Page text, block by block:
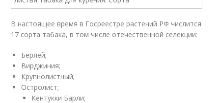
В настоящее время в Госреестре растений РФ числится
17 сорта табака, в том числе отечественной селекции:
Берлей;
Вирджиния;
Крупнолистный;
Остролист;
Кентукки Барли;